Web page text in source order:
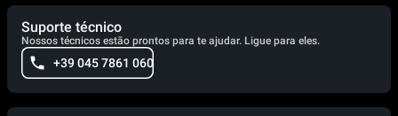
Suporte técnico
Nossos técnicos estão prontos para te ajudar. Ligue para eles.
+39 045 7861 060